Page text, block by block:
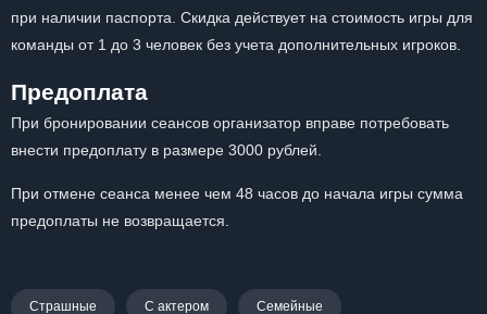
при наличии паспорта. Скидка действует на стоимость игры для
команды от 1 до 3 человек без учета дополнительных игроков.
Предоплата
При бронировании сеансов организатор вправе потребовать
внести предоплату в размере 3000 рублей.
При отмене сеанса менее чем 48 часов до начала игры сумма
предоплаты не возвращается.
Страшные С актером Семейные